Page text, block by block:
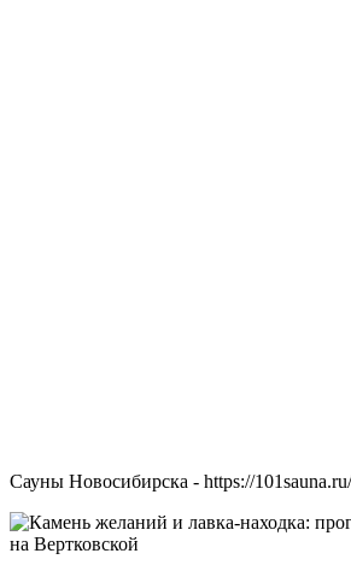
Сауны Новосибирска - https://